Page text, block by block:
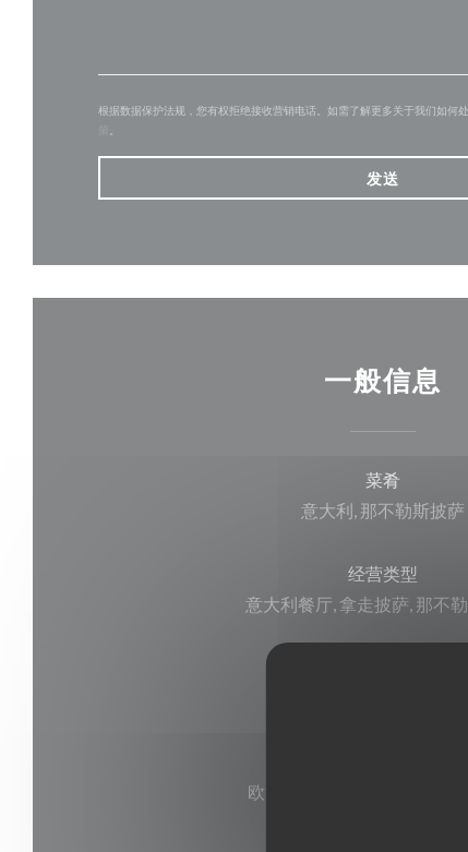
根据数据保护法规，您有权拒绝接收营销电话。如需了解更多关于我们如何
一般信息
菜肴
意大利, 那不勒斯披萨
经营类型
意大利餐厅, 拿走披萨, 那不
欧洲卡/万事达卡, 现金, 签证,